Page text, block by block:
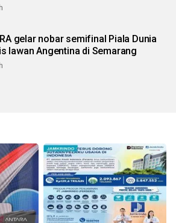
gelar nobar semifinal Piala Dunia
lawan Angentina di Semarang